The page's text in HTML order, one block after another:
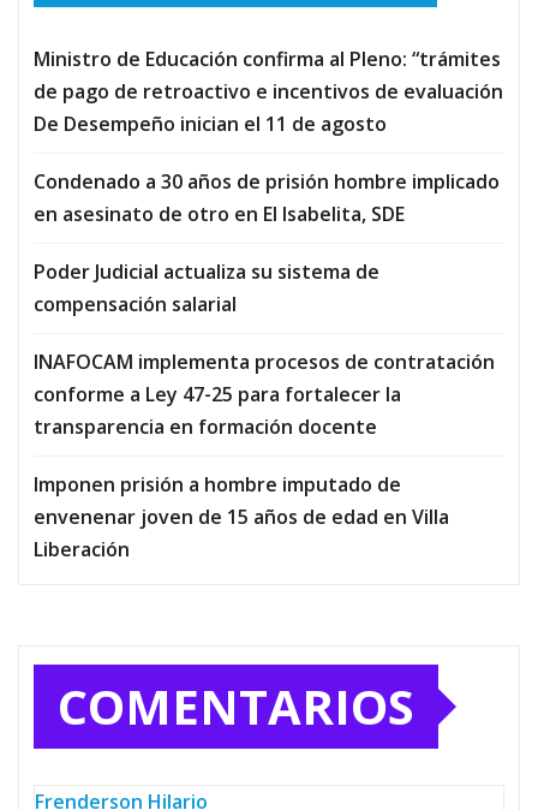
Ministro de Educación confirma al Pleno: “trámites
de pago de retroactivo e incentivos de evaluación
De Desempeño inician el 11 de agosto
Condenado a 30 años de prisión hombre implicado
en asesinato de otro en El Isabelita, SDE
Poder Judicial actualiza su sistema de
compensación salarial
INAFOCAM implementa procesos de contratación
conforme a Ley 47-25 para fortalecer la
transparencia en formación docente
Imponen prisión a hombre imputado de
envenenar joven de 15 años de edad en Villa
Liberación
COMENTARIOS
Frenderson Hilario